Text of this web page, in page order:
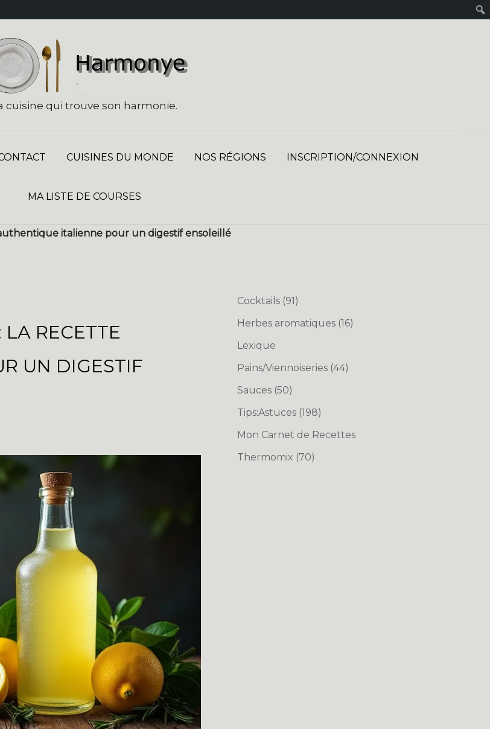
cuisine qui trouve son harmonie.
CUISINES DU MONDE NOS RÉGIONS INSCRIPTION/CONNEXION
MA LISTE DE COURSES
italienne pour un digestif ensoleillé
RECETTE
UN DIGESTIF
Cocktails (91)
Herbes aromatiques (16)
Lexique
Pains/Viennoiseries (44)
Sauces (50)
Tips:Astuces (198)
Mon Carnet de Recettes
Thermomix (70)